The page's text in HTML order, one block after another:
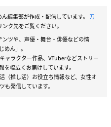
編集部が作成・配信しています。 刀
ク先をご覧ください。
ツや、声優・舞台・俳優などの情
ん」。
ャラクター作品、VTuberなどストリー
幅広くお届けしています。
（推し活）お役立ち情報など、女性オ
も発信しています。